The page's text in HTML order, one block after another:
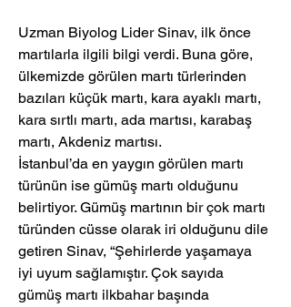
Uzman Biyolog Lider Sinav, ilk önce
martılarla ilgili bilgi verdi. Buna göre,
ülkemizde görülen martı türlerinden
bazıları küçük martı, kara ayaklı martı,
kara sırtlı martı, ada martısı, karabaş
martı, Akdeniz martısı.
İstanbul’da en yaygın görülen martı
türünün ise gümüş martı olduğunu
belirtiyor. Gümüş martının bir çok martı
türünden cüsse olarak iri olduğunu dile
getiren Sinav, “Şehirlerde yaşamaya
iyi uyum sağlamıştır. Çok sayıda
gümüş martı ilkbahar başında